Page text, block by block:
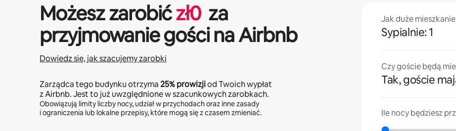
Możesz zarobićzł0 za
przyjmowanie gości na Airbnb
Dowiedz się, jak szacujemy zarobki
Zarządca tego budynku otrzyma25%prowizjiod Twoich wypłat
z Airbnb. Jest to już uwzględnione w szacunkowych zarobkach.
Obowiązują limity liczby nocy, udział w przychodach oraz inne zasady
i ograniczenia lub lokalne przepisy, które mogą się z czasem zmieniać.
Jak duże
Sypialnie: 1
Czy goście będą
Tak, goście
Ile nocy będziesz